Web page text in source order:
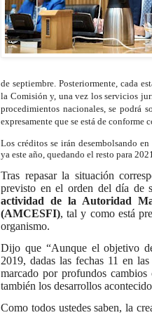
de septiembre. Posteriormente, cada
la Comisión y, una vez los servicios
procedimientos nacionales, se podrá
expresamente que se está de
Los créditos se irán desembolsando
ya este año, quedando el resto para
Tras repasar la situación
previsto en el orden del día de
actividad de la Autoridad
(AMCESFI), tal y como está
organismo.
Dijo que “Aunque el objetivo
2019, dadas las fechas 11 en
marcado por profundos
también los desarrollos
Como todos ustedes saben, la